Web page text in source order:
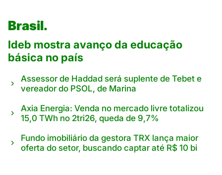
Brasil.
Ideb mostra avanço da educação
básica no país
Assessor de Haddad será suplente de Tebet e
vereador do PSOL, de Marina
Axia Energia: Venda no mercado livre totalizou
15,0 TWh no 2tri26, queda de 9,7%
Fundo imobiliário da gestora TRX lança maior
oferta do setor, buscando captar até R$ 10 bi